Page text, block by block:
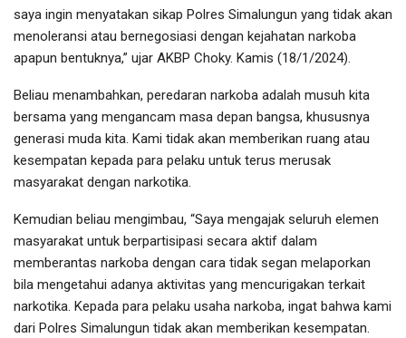
saya ingin menyatakan sikap Polres Simalungun yang tidak akan
menoleransi atau bernegosiasi dengan kejahatan narkoba
apapun bentuknya,” ujar AKBP Choky. Kamis (18/1/2024).
Beliau menambahkan, peredaran narkoba adalah musuh kita
bersama yang mengancam masa depan bangsa, khususnya
generasi muda kita. Kami tidak akan memberikan ruang atau
kesempatan kepada para pelaku untuk terus merusak
masyarakat dengan narkotika.
Kemudian beliau mengimbau, “Saya mengajak seluruh elemen
masyarakat untuk berpartisipasi secara aktif dalam
memberantas narkoba dengan cara tidak segan melaporkan
bila mengetahui adanya aktivitas yang mencurigakan terkait
narkotika. Kepada para pelaku usaha narkoba, ingat bahwa kami
dari Polres Simalungun tidak akan memberikan kesempatan.